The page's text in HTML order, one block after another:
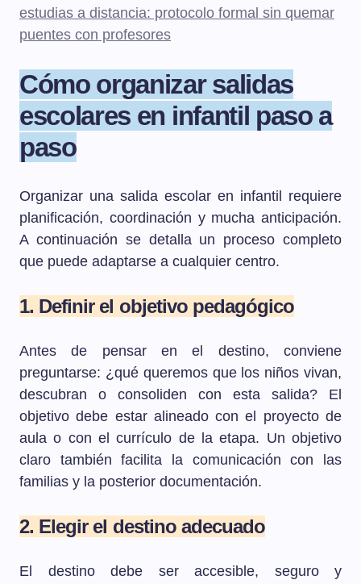
estudias a distancia: protocolo formal sin quemar
puentes con profesores
Cómo organizar salidas
escolares en infantil paso a
paso
Organizar una salida escolar en infantil requiere
planificación, coordinación y mucha anticipación.
A continuación se detalla un proceso completo
que puede adaptarse a cualquier centro.
1. Definir el objetivo pedagógico
Antes de pensar en el destino, conviene
preguntarse: ¿qué queremos que los niños vivan,
descubran o consoliden con esta salida? El
objetivo debe estar alineado con el proyecto de
aula o con el currículo de la etapa. Un objetivo
claro también facilita la comunicación con las
familias y la posterior documentación.
2. Elegir el destino adecuado
El destino debe ser accesible, seguro y